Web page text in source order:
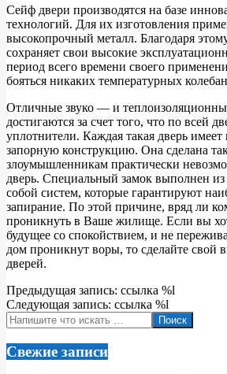
Сейф двери производятся на базе
технологий. Для их изготовления
высокопрочный металл. Благодаря
сохраняет свои высокие
период всего времени своего
бояться никаких температурных
Отличные звуко — и
достигаются за счет того, что по всей
уплотнители. Каждая такая дверь имеет
запорную конструкцию. Она сделана
злоумышленникам практически
дверь. Специальный замок выполнен
собой систем, которые гарантируют
запирание. По этой причине, вряд ли
проникнуть в Ваше жилище. Если вы
будущее со спокойствием, и не
дом проникнут воры, то сделайте свой
дверей.
2018-
04-
18
Предыдущая запись: ссылка %l
Следующая запись: ссылка %l
Поиск
Свежие записи